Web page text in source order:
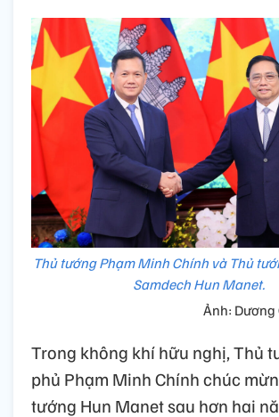
Thủ tướng Phạm Minh Chính và Thủ
Samdech Hun Manet.
Ảnh: Dương
Trong không khí hữu nghị, Thủ
phủ Phạm Minh Chính chúc
tướng Hun Manet sau hơn hai